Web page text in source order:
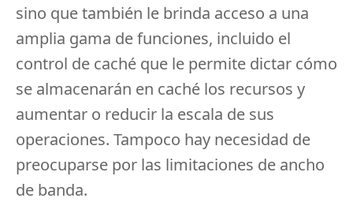
sino que también le brinda acceso a una
amplia gama de funciones, incluido el
control de caché que le permite dictar cómo
se almacenarán en caché los recursos y
aumentar o reducir la escala de sus
operaciones. Tampoco hay necesidad de
preocuparse por las limitaciones de ancho
de banda.